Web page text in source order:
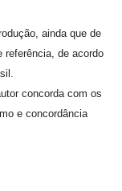
ainda que de
referência, de acordo
concorda com os
e concordância